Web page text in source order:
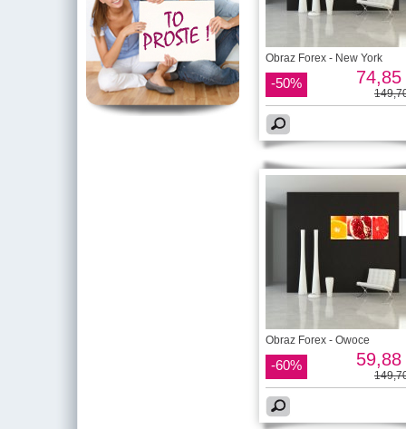
Obraz Forex - New York
-50% 74,85
Obraz Forex - Owoce
-60% 59,88